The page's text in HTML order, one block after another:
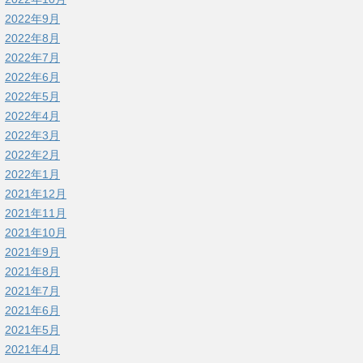
2022年9月
2022年8月
2022年7月
2022年6月
2022年5月
2022年4月
2022年3月
2022年2月
2022年1月
2021年12月
2021年11月
2021年10月
2021年9月
2021年8月
2021年7月
2021年6月
2021年5月
2021年4月